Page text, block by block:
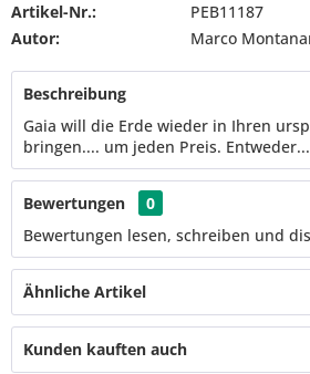
Artikel-Nr.:
PEB11187
Autor:
Marco
Beschreibung
Gaia will die Erde wieder in Ihren
bringen.... um jeden Preis. Entweder...
Bewertungen
0
Bewertungen lesen, schreiben und
Ähnliche Artikel
Kunden kauften auch